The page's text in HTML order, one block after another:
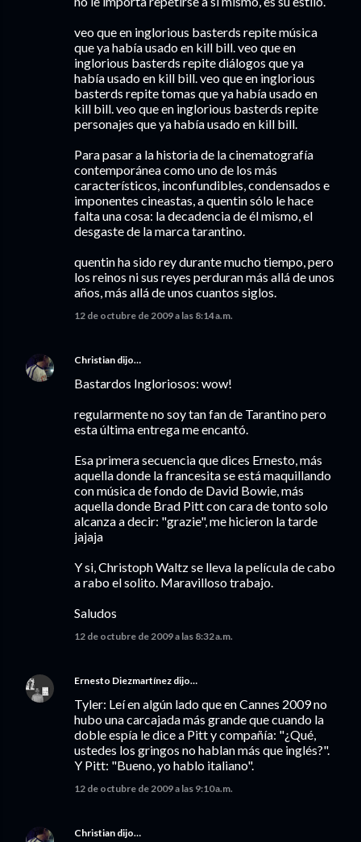
veo que en inglorious basterds repite música
que ya había usado en kill bill. veo que en
inglorious basterds repite diálogos que ya
había usado en kill bill. veo que en inglorious
basterds repite tomas que ya había usado en
kill bill. veo que en inglorious basterds repite
personajes que ya había usado en kill bill.
Para pasar a la historia de la cinematografía
contemporánea como uno de los más
característicos, inconfundibles, condensados e
imponentes cineastas, a quentin sólo le hace
falta una cosa: la decadencia de él mismo, el
desgaste de la marca tarantino.
quentin ha sido rey durante mucho tiempo, pero
los reinos ni sus reyes perduran más allá de unos
años, más allá de unos cuantos siglos.
12 de octubre de 2009 a las 8:14 a.m.
Christian dijo…
Bastardos Ingloriosos: wow!
regularmente no soy tan fan de Tarantino pero
esta última entrega me encantó.
Esa primera secuencia que dices Ernesto, más
aquella donde la francesita se está maquillando
con música de fondo de David Bowie, más
aquella donde Brad Pitt con cara de tonto solo
alcanza a decir: "grazie", me hicieron la tarde
jajaja
Y si, Christoph Waltz se lleva la película de cabo
a rabo el solito. Maravilloso trabajo.
Saludos
12 de octubre de 2009 a las 8:32 a.m.
Ernesto Diezmartínez dijo…
Tyler: Leí en algún lado que en Cannes 2009 no
hubo una carcajada más grande que cuando la
doble espía le dice a Pitt y compañía: "¿Qué,
ustedes los gringos no hablan más que inglés?".
Y Pitt: "Bueno, yo hablo italiano".
12 de octubre de 2009 a las 9:10 a.m.
Christian dijo…